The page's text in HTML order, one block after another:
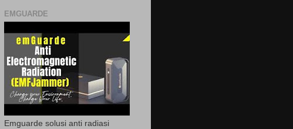
EMGUARDE
Emguarde solusi anti radiasi